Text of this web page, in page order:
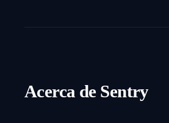
Acerca de Sentry